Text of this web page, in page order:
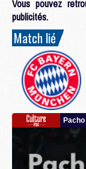
Vous pouvez
publicités.
Match lié